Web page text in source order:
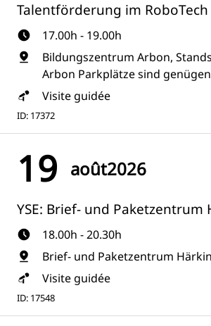
Talentförderung im
17.00h - 19.00h
Bildungszentrum Arbon,
Arbon Parkplätze sind
Visite guidée
ID: 17372
19 août2026
YSE: Brief- und Paketzentrum
18.00h - 20.30h
Brief- und Paketzentrum
Visite guidée
ID: 17548